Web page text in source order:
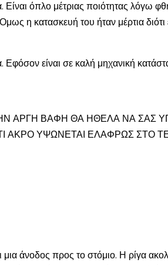
όπλο μέτριας ποιότητας λόγω
η κατασκευή του ήταν μέρτια διότι
Εφόσον είναι σε καλή μηχανική
ΑΡΓΗ ΒΑΦΗ ΘΑ ΗΘΕΛΑ ΝΑ ΣΑΣ
ΥΨΩΝΕΤΑΙ ΕΛΑΦΡΩΣ ΣΤΟ
άνοδος προς το στόμιο. Η ρίγα